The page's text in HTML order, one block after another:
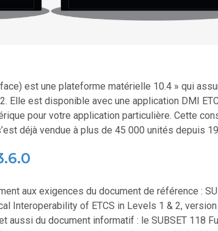
est une plateforme matérielle 10.4 » qui
Elle est disponible avec une application DMI
pour votre application particulière. Cette
déjà vendue à plus de 45 000 unités depuis
aux exigences du document de référence :
Interoperability of ETCS in Levels 1 & 2, version
aussi du document informatif : le SUBSET 118